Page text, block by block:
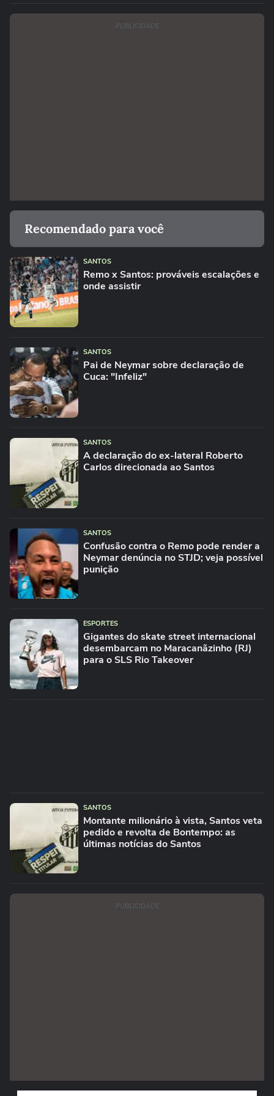
PUBLICIDADE
Recomendado para você
SANTOS
Remo x Santos: prováveis escalações e
onde assistir
SANTOS
Pai de Neymar sobre declaração de
Cuca: "Infeliz"
SANTOS
A declaração do ex-lateral Roberto
Carlos direcionada ao Santos
SANTOS
Confusão contra o Remo pode render a
Neymar denúncia no STJD; veja possível
punição
ESPORTES
Gigantes do skate street internacional
desembarcam no Maracanãzinho (RJ)
para o SLS Rio Takeover
SANTOS
Montante milionário à vista, Santos veta
pedido e revolta de Bontempo: as
últimas notícias do Santos
PUBLICIDADE